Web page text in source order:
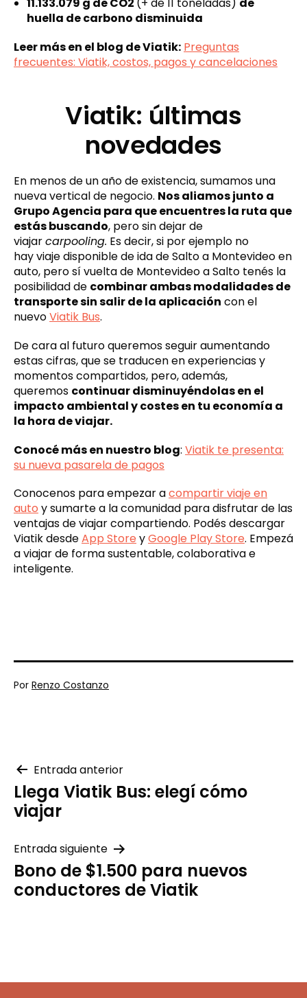
huella de carbono disminuida
Leer más en el blog de Viatik: Preguntas
frecuentes: Viatik, costos, pagos y cancelaciones
Viatik: últimas
novedades
En menos de un año de existencia, sumamos una
nueva vertical de negocio. Nos aliamos junto a
Grupo Agencia para que encuentres la ruta que
estás buscando, pero sin dejar de
viajarcarpooling. Es decir, si por ejemplo no
hay viaje disponible de ida de Salto a Montevideo en
auto, pero sí vuelta de Montevideo a Salto tenés la
posibilidad de combinar ambas modalidades de
transporte sin salir de la aplicación con el
nuevoViatik Bus.
De cara al futuro queremos seguir aumentando
estas cifras, que se traducen en experiencias y
momentos compartidos, pero, además,
queremos continuar disminuyéndolas en el
impacto ambiental y costes en tu economía a
la hora de viajar.
Conocé más en nuestro blog: Viatik te presenta:
su nueva pasarela de pagos
Conocenos para empezar acompartir viaje en
auto y sumarte a la comunidad para disfrutar de las
ventajas de viajar compartiendo. Podés descargar
Viatik desdeApp Store yGoogle Play Store. Empezá
a viajar de forma sustentable, colaborativa e
inteligente.
Publicada
Por Renzo Costanzo
Navegación
de
entradas
Entrada anterior
Llega Viatik Bus: elegí cómo
viajar
Entrada siguiente
Bono de $1.500 para nuevos
conductores de Viatik